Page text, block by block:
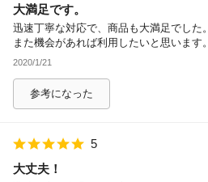
大満足です。
迅速丁寧な対応で、商品も大満足でした。
また機会があれば利用したいと思います。
2020/1/21
参考になった
5
大丈夫！